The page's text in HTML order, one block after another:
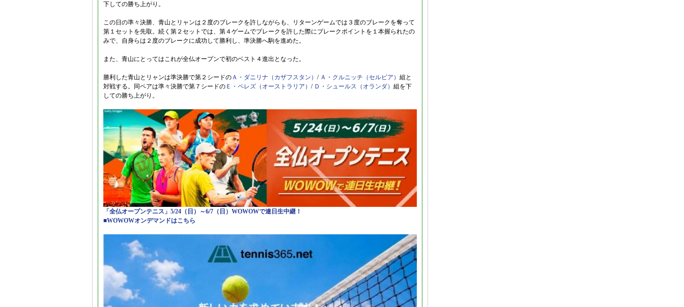
下しての勝ち上がり。
この日の準々決勝、青山とリャンは２度のブレークを許しながらも、リターンゲームでは３度のブレークを奪って
第１セットを先取。続く第２セットでは、第４ゲームでブレークを許した際にブレークポイントを１本握られたの
みで、自身らは２度のブレークに成功して勝利し、準決勝へ駒を進めた。
また、青山にとってはこれが全仏オープンで初のベスト４進出となった。
勝利した青山とリャンは準決勝で第２シードのＡ・ダニリナ（カザフスタン） / Ａ・クルニッチ（セルビア） 組と
対戦する。同ペアは準々決勝で第７シードの Ｅ・ペレズ（オーストラリア） / Ｄ・シュールス（オランダ） 組を下
しての勝ち上がり。
「全仏オープンテニス」5/24（日）～6/7（日）WOWOWで連日生中継！
■WOWOWオンデマンドはこちら